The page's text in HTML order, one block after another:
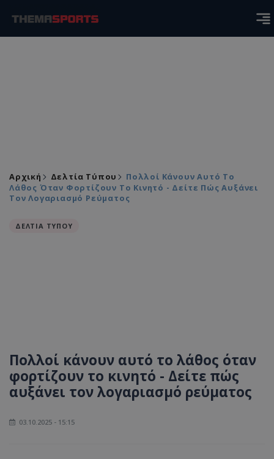
Αρχική Δελτία Τύπου
Πολλοί Κάνουν Αυτό Το
Λάθος Όταν Φορτίζουν Το Κινητό - Δείτε Πώς Αυξάνει
Τον Λογαριασμό Ρεύματος
ΔΕΛΤΙΑ ΤΥΠΟΥ
Πολλοί κάνουν αυτό το λάθος όταν
φορτίζουν το κινητό - Δείτε πώς
αυξάνει τον λογαριασμό ρεύματος
03.10.2025 - 15:15